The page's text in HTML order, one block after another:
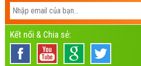
Kết nối & Chia sẻ: